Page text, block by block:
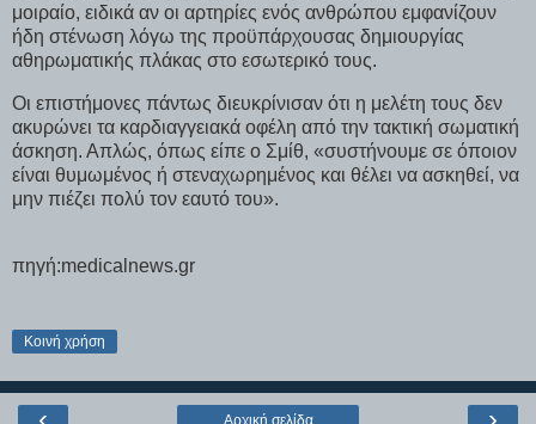
μοιραίο, ειδικά αν οι αρτηρίες ενός ανθρώπου εμφανίζουν
ήδη στένωση λόγω της προϋπάρχουσας δημιουργίας
αθηρωματικής πλάκας στο εσωτερικό τους.
Οι επιστήμονες πάντως διευκρίνισαν ότι η μελέτη τους δεν
ακυρώνει τα καρδιαγγειακά οφέλη από την τακτική σωματική
άσκηση. Απλώς, όπως είπε ο Σμίθ, «συστήνουμε σε όποιον
είναι θυμωμένος ή στεναχωρημένος και θέλει να ασκηθεί, να
μην πιέζει πολύ τον εαυτό του».
πηγή:medicalnews.gr
Κοινή χρήση
Αρχική σελίδα